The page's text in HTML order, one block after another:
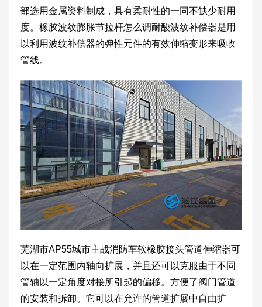
部选用金属资料制成，具有柔耐性的一同不缺少耐用
度。橡胶波纹膨胀节拉杆怎么调耐酸波纹补偿器是用
以利用波纹补偿器的弹性元件的有效伸缩变形来吸收
管线。
芜湖市AP55城市主战消防车软橡胶接头管道伸缩器可
以在一定范围内轴向扩展，并且还可以克服由于不同
管轴以一定角度对接所引起的偏移。方便了阀门管道
的安装和拆卸。它可以在允许的管道扩展中自由扩